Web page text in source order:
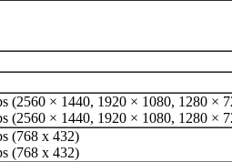
(2560 × 1440, 1920 × 1080, 1280 ×
(2560 × 1440, 1920 × 1080, 1280 ×
(768 x 432)
(768 x 432)